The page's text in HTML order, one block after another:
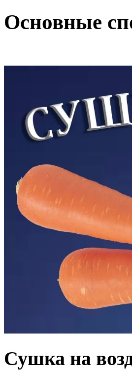
Основные
Сушка на